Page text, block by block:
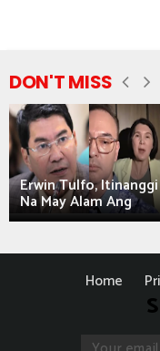
DON'T MISS
Erwin Tulfo, Itinanggi
Na May Alam Ang
Home